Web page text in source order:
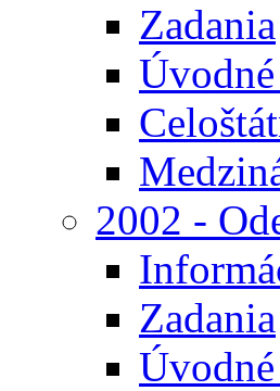
Zadania
2002 -
Zadania